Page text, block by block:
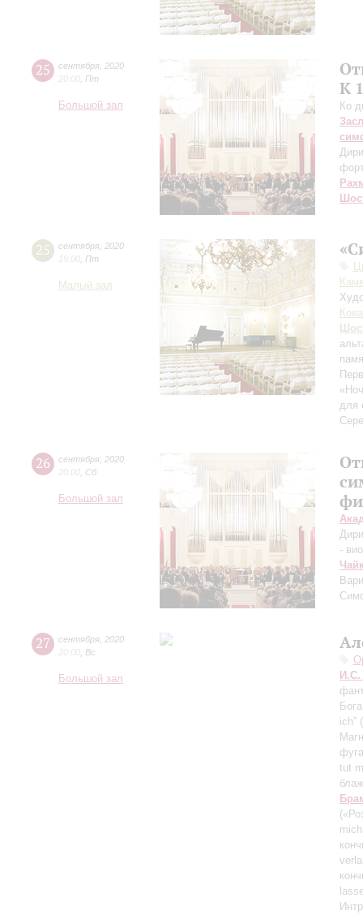
25 сентября 2020
20:00 Пт
Большой зал
К
Ко
25 сентября 2020
19:00 Пт
Малый зал
для
26 сентября 2020
20:00 Сб
Большой зал
-
27 сентября 2020
20:00 Вс
Большой зал
И.С.
ich”
tut